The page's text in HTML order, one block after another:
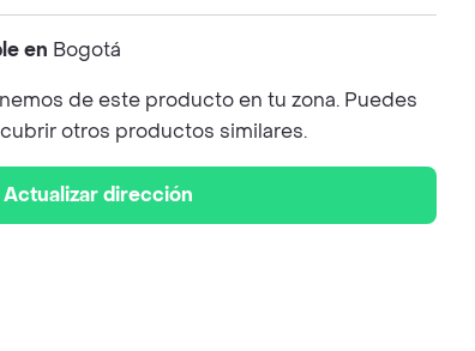
en Bogotá
de este producto en tu zona. Puedes
otros productos similares.
Actualizar dirección